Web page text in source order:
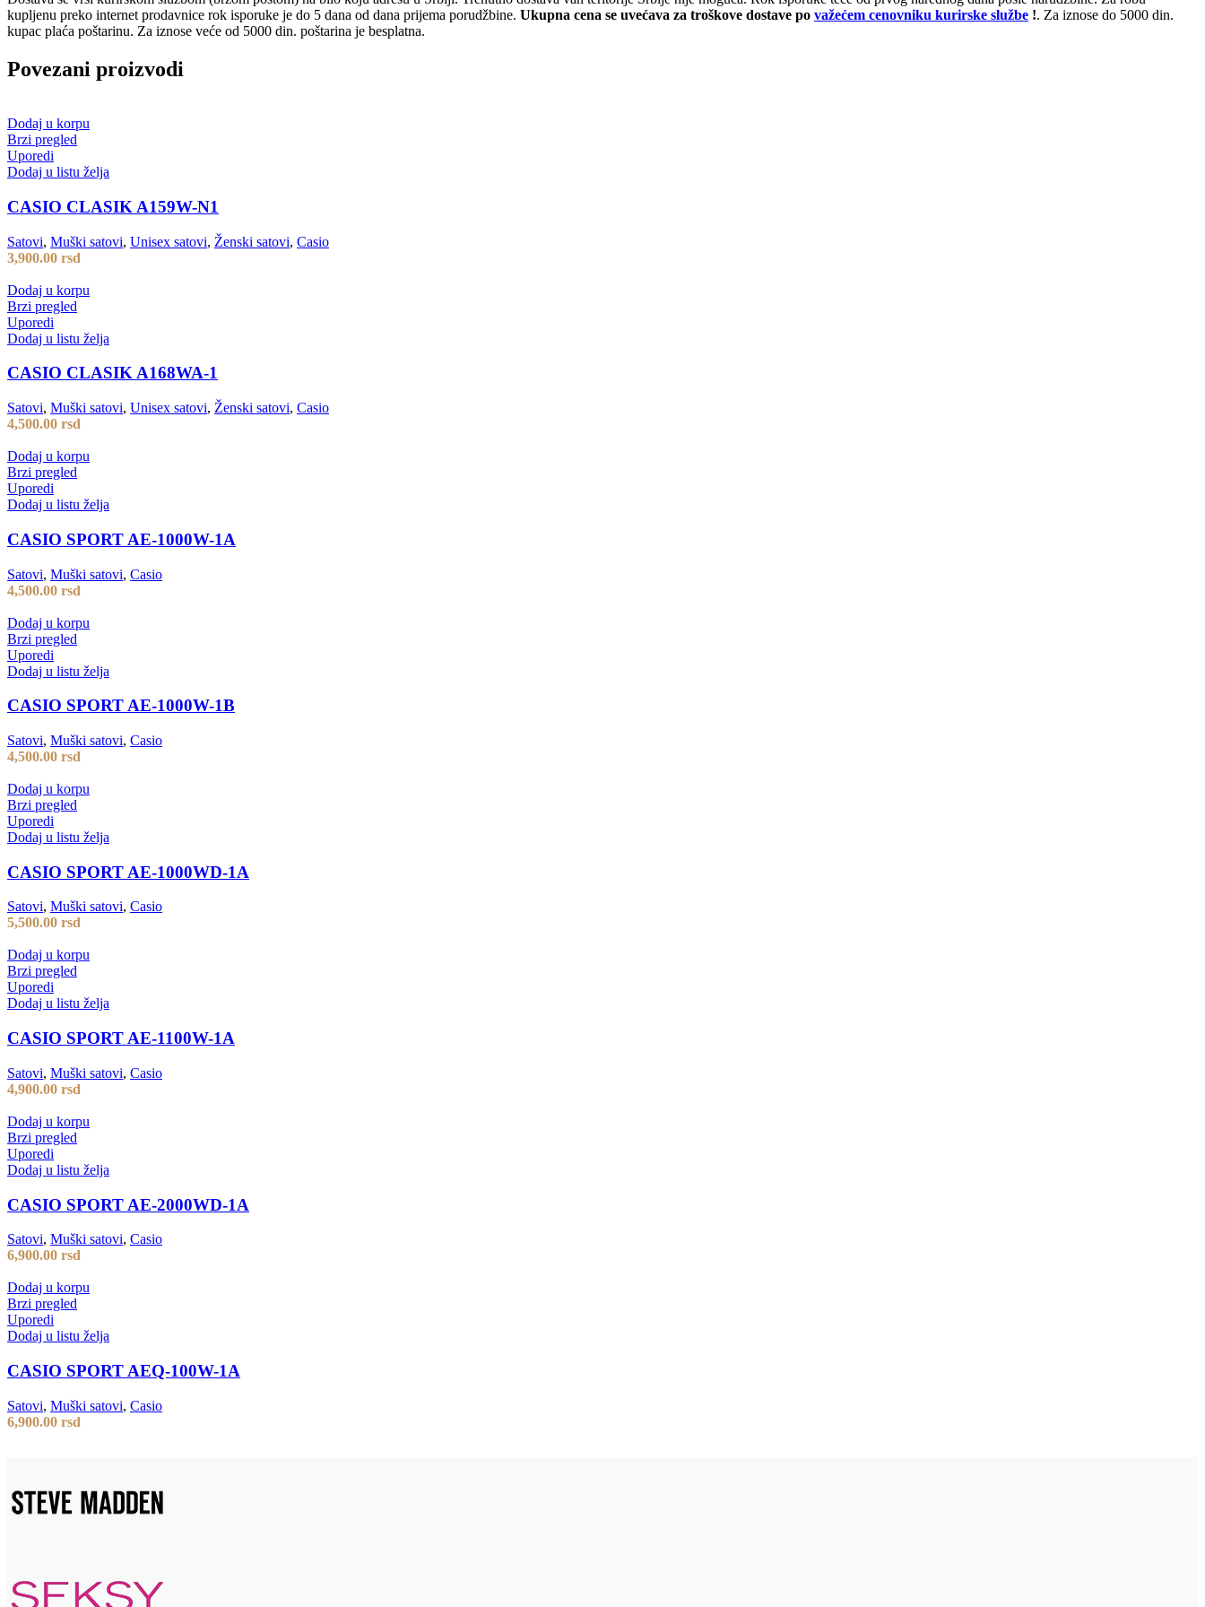
kupljenu preko internet prodavnice rok isporuke je do 5 dana od dana prijema porudžbine. Ukupna cena se uvećava za troškove dostave po važećem cenovniku kurirske službe !. Za iznose do 5000 din.
kupac plaća poštarinu. Za iznose veće od 5000 din. poštarina je besplatna.
Povezani proizvodi
Dodaj u korpu
Brzi pregled
Uporedi
Dodaj u listu želja
CASIO CLASIK A159W-N1
Satovi, Muški satovi, Unisex satovi, Ženski satovi, Casio
3,900.00 rsd
Dodaj u korpu
Brzi pregled
Uporedi
Dodaj u listu želja
CASIO CLASIK A168WA-1
Satovi, Muški satovi, Unisex satovi, Ženski satovi, Casio
4,500.00 rsd
Dodaj u korpu
Brzi pregled
Uporedi
Dodaj u listu želja
CASIO SPORT AE-1000W-1A
Satovi, Muški satovi, Casio
4,500.00 rsd
Dodaj u korpu
Brzi pregled
Uporedi
Dodaj u listu želja
CASIO SPORT AE-1000W-1B
Satovi, Muški satovi, Casio
4,500.00 rsd
Dodaj u korpu
Brzi pregled
Uporedi
Dodaj u listu želja
CASIO SPORT AE-1000WD-1A
Satovi, Muški satovi, Casio
5,500.00 rsd
Dodaj u korpu
Brzi pregled
Uporedi
Dodaj u listu želja
CASIO SPORT AE-1100W-1A
Satovi, Muški satovi, Casio
4,900.00 rsd
Dodaj u korpu
Brzi pregled
Uporedi
Dodaj u listu želja
CASIO SPORT AE-2000WD-1A
Satovi, Muški satovi, Casio
6,900.00 rsd
Dodaj u korpu
Brzi pregled
Uporedi
Dodaj u listu želja
CASIO SPORT AEQ-100W-1A
Satovi, Muški satovi, Casio
6,900.00 rsd